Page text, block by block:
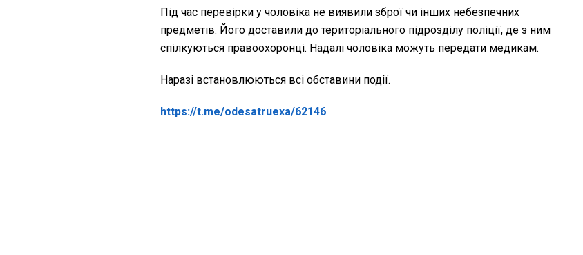
Під час перевірки у чоловіка не виявили зброї чи інших небезпечних
предметів. Його доставили до територіального підрозділу поліції, де з ним
спілкуються правоохоронці. Надалі чоловіка можуть передати медикам.
Наразі встановлюються всі обставини події.
https://t.me/odesatruexa/62146